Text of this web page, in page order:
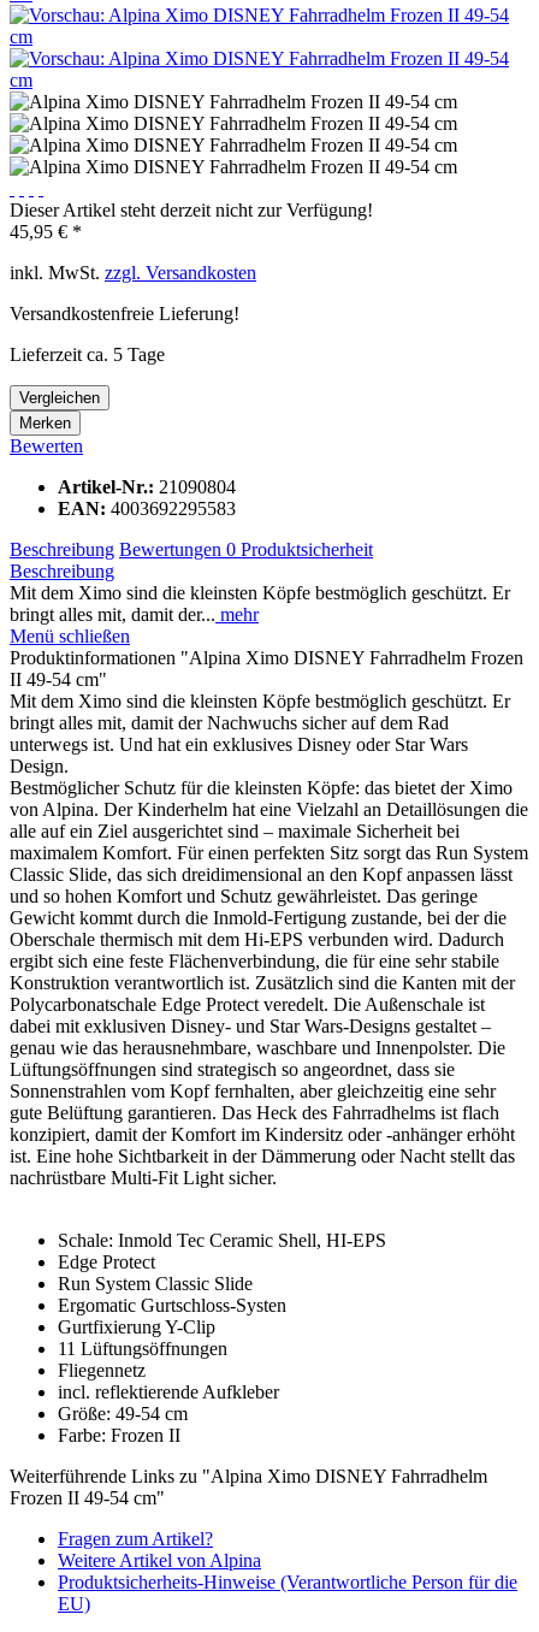
Dieser Artikel steht derzeit nicht zur Verfügung!
45,95 € *
inkl. MwSt. zzgl. Versandkosten
Versandkostenfreie Lieferung!
Lieferzeit ca. 5 Tage
Vergleichen
Merken
Bewerten
Artikel-Nr.: 21090804
EAN: 4003692295583
Beschreibung Bewertungen 0 Produktsicherheit
Beschreibung
Mit dem Ximo sind die kleinsten Köpfe bestmöglich geschützt. Er
bringt alles mit, damit der... mehr
Menü schließen
Produktinformationen "Alpina Ximo DISNEY Fahrradhelm Frozen
II 49-54 cm"
Mit dem Ximo sind die kleinsten Köpfe bestmöglich geschützt. Er
bringt alles mit, damit der Nachwuchs sicher auf dem Rad
unterwegs ist. Und hat ein exklusives Disney oder Star Wars
Design.
Bestmöglicher Schutz für die kleinsten Köpfe: das bietet der Ximo
von Alpina. Der Kinderhelm hat eine Vielzahl an Detaillösungen die
alle auf ein Ziel ausgerichtet sind – maximale Sicherheit bei
maximalem Komfort. Für einen perfekten Sitz sorgt das Run System
Classic Slide, das sich dreidimensional an den Kopf anpassen lässt
und so hohen Komfort und Schutz gewährleistet. Das geringe
Gewicht kommt durch die Inmold-Fertigung zustande, bei der die
Oberschale thermisch mit dem Hi-EPS verbunden wird. Dadurch
ergibt sich eine feste Flächenverbindung, die für eine sehr stabile
Konstruktion verantwortlich ist. Zusätzlich sind die Kanten mit der
Polycarbonatschale Edge Protect veredelt. Die Außenschale ist
dabei mit exklusiven Disney- und Star Wars-Designs gestaltet –
genau wie das herausnehmbare, waschbare und Innenpolster. Die
Lüftungsöffnungen sind strategisch so angeordnet, dass sie
Sonnenstrahlen vom Kopf fernhalten, aber gleichzeitig eine sehr
gute Belüftung garantieren. Das Heck des Fahrradhelms ist flach
konzipiert, damit der Komfort im Kindersitz oder -anhänger erhöht
ist. Eine hohe Sichtbarkeit in der Dämmerung oder Nacht stellt das
nachrüstbare Multi-Fit Light sicher.
Schale: Inmold Tec Ceramic Shell, HI-EPS
Edge Protect
Run System Classic Slide
Ergomatic Gurtschloss-Systen
Gurtfixierung Y-Clip
11 Lüftungsöffnungen
Fliegennetz
incl. reflektierende Aufkleber
Größe: 49-54 cm
Farbe: Frozen II
Weiterführende Links zu "Alpina Ximo DISNEY Fahrradhelm
Frozen II 49-54 cm"
Fragen zum Artikel?
Weitere Artikel von Alpina
Produktsicherheits-Hinweise (Verantwortliche Person für die
EU)